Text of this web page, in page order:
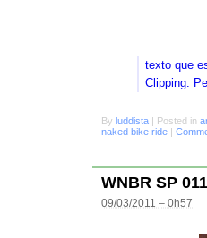
texto que
Clipping:
By luddista | Posted in
naked bike ride |
WNBR SP 011
09/03/2011 – 0h57